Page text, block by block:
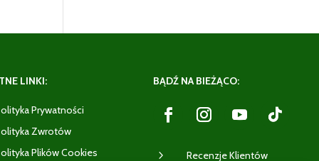
LINKI:
Prywatności
Zwrotów
Plików Cookies
BĄDŹ NA BIEŻĄCO:
5 Recenzje Klientów